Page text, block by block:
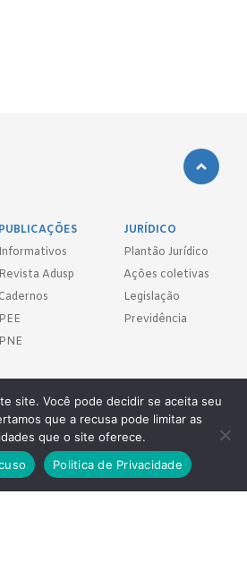
PUBLICAÇÕES
Informativos
Revista Adusp
Cadernos
PEE
PNE
JURÍDICO
Plantão Jurídico
Ações coletivas
Legislação
Previdência
FILIE-SE!
REDES SOCIAIS
site. Você pode decidir se aceita seu
que a recusa pode limitar as
que o site oferece.
Politica de Privacidade